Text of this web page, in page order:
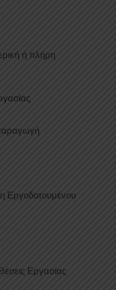
ή πλήρη
Eργοδοτουμένου
Εργασίας